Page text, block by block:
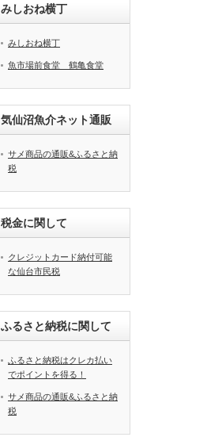
みしおね横丁
みしおね横丁
魚市場前食堂 鶴亀食堂
気仙沼魚介ネット通販
サメ商品の通販&ふるさと納
税
税金に関して
クレジットカード納付可能
な仙台市民税
ふるさと納税に関して
ふるさと納税はクレカ払い
でポイントを得る！
サメ商品の通販&ふるさと納
税